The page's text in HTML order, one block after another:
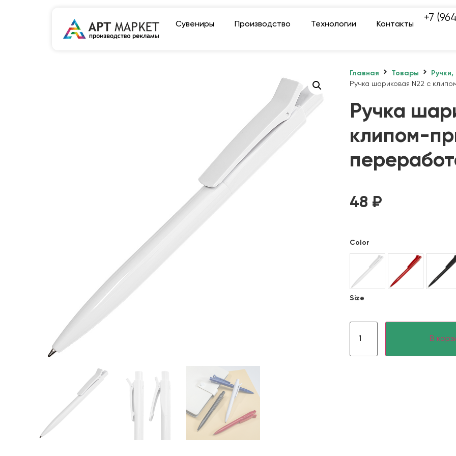
Сувениры Производство Технологии Контакты
+7
Главная Товары
Ручка шариковая N22 с
Ручка
клипом-
48 ₽
Color
Size
В